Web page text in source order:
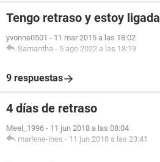
Tengo retraso y estoy ligada
yvonne0501 - 11 mar 2015 a las 18:02
Samantha - 5 ago 2022 a las 18:19
9 respuestas
4 días de retraso
Meel_1996 - 11 jun 2018 a las 08:04
marlene-ines - 11 jun 2018 a las 23:41